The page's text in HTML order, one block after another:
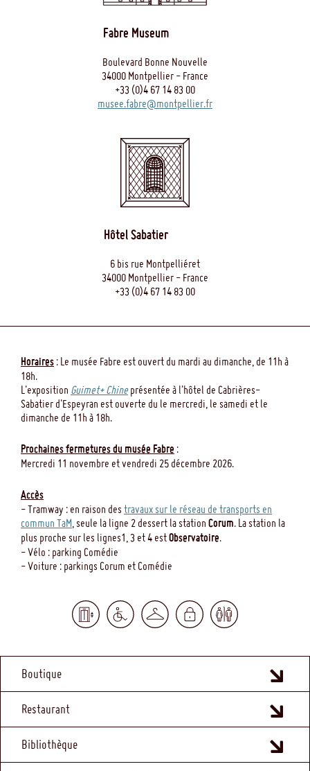
Fabre Museum
Boulevard Bonne Nouvelle
34000 Montpellier - France
+33 (0)4 67 14 83 00
musee.fabre@montpellier.fr
Hôtel Sabatier
6 bis rue Montpelliéret
34000 Montpellier - France
+33 (0)4 67 14 83 00
Horaires : Le musée Fabre est ouvert du mardi au dimanche, de 11h à
18h.
L'exposition Guimet+ Chineprésentée à l'hôtel de Cabrières-
Sabatier d'Espeyran est ouverte du le mercredi, le samedi et le
dimanche de 11h à 18h.
Prochaines fermetures du musée Fabre :
Mercredi 11 novembre et vendredi 25 décembre 2026.
Accès
- Tramway : en raison des travaux sur le réseau de transports en
commun TaM, seule la ligne 2 dessert la station Corum. La station la
plus proche sur les lignes1, 3 et 4 estObservatoire.
- Vélo : parking Comédie
- Voiture : parkings Corum et Comédie
MENU
FOOTER
Boutique
Restaurant
Bibliothèque